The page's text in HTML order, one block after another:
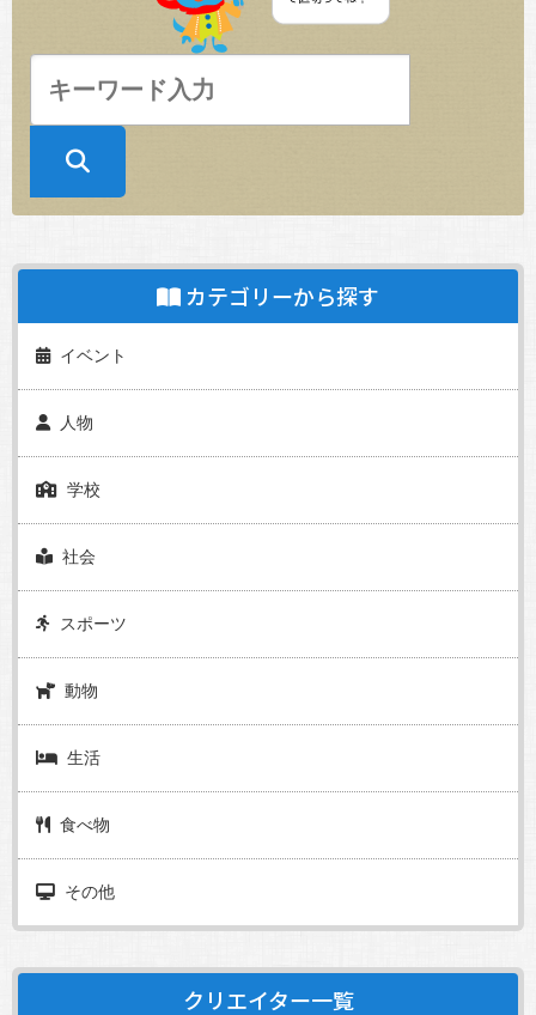
カテゴリーから探す
イベント
人物
学校
社会
スポーツ
動物
生活
食べ物
その他
クリエイター一覧